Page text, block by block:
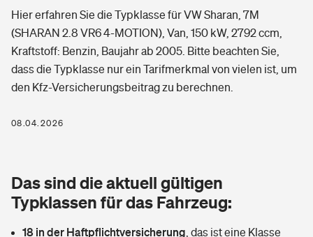
Grundfähigkeitsversicherung
Arbeitsrechtsschutz
Berufshaftpflichtversicherung
Zur Übersicht
Tools
Elementarversicherung
Glasversicherung
Freizeit
Pri­vate Haft­pflicht­
Kinderunfall­ver­si­che­rung
Gesundheit
Private Krankenversicherung
Dread-Disease-Versicherung
Tierkrankenversicherung
Hier erfahren Sie die Typklasse für VW Sharan, 7M
(SHARAN 2.8 VR6 4-MOTION), Van, 150 kW, 2792 ccm,
Kraftstoff: Benzin, Baujahr ab 2005. Bitte beachten Sie,
dass die Typklasse nur ein Tarifmerkmal von vielen ist, um
den Kfz-Versicherungsbeitrag zu berechnen.
08.04.2026
Das sind die aktuell gültigen
Typklassen für das Fahrzeug:
18 in der Haftpflichtversicherung das ist eine Klasse